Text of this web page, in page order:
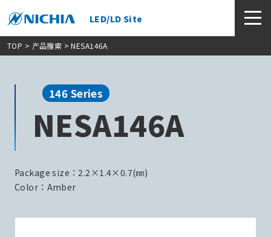
LED/LD Site
TOP > 产品搜索 > NESA146A
146 Series
NESA146A
Package size：2.2×1.4×0.7(㎜)
Color：Amber